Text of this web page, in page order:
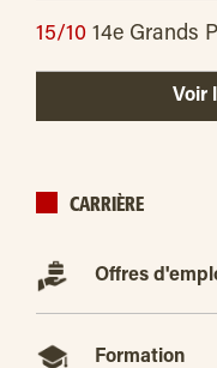
15/10 14e Grands
Voir
CARRIÈRE
Offres
Formation